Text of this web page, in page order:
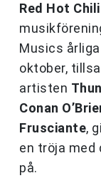
Red Hot
Musics
oktober,
artisten
Conan
Frusciante,
en tröja med
på.